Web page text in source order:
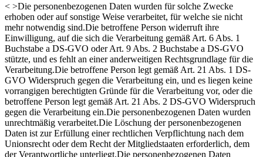
< >Die personenbezogenen Daten wurden für solche Zwecke
erhoben oder auf sonstige Weise verarbeitet, für welche sie nicht
mehr notwendig sind.Die betroffene Person widerruft ihre
Einwilligung, auf die sich die Verarbeitung gemäß Art. 6 Abs. 1
Buchstabe a DS-GVO oder Art. 9 Abs. 2 Buchstabe a DS-GVO
stützte, und es fehlt an einer anderweitigen Rechtsgrundlage für die
Verarbeitung.Die betroffene Person legt gemäß Art. 21 Abs. 1 DS-
GVO Widerspruch gegen die Verarbeitung ein, und es liegen keine
vorrangigen berechtigten Gründe für die Verarbeitung vor, oder die
betroffene Person legt gemäß Art. 21 Abs. 2 DS-GVO Widerspruch
gegen die Verarbeitung ein.Die personenbezogenen Daten wurden
unrechtmäßig verarbeitet.Die Löschung der personenbezogenen
Daten ist zur Erfüllung einer rechtlichen Verpflichtung nach dem
Unionsrecht oder dem Recht der Mitgliedstaaten erforderlich, dem
der Verantwortliche unterliegt.Die personenbezogenen Daten